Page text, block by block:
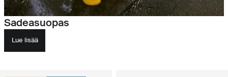
Sadeasuopas
Lue lisää